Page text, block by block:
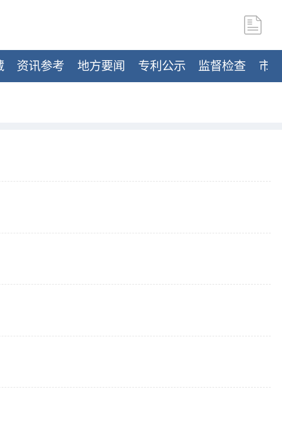
资讯参考 地方要闻 专利公示 监督检查 市